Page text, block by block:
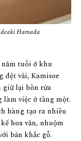
Hamada
tuổi ở khu
vải, Kamisoe
giữ lại bồn rửa
làm việc ở tầng một.
hàng tạo ra nhiều
hoa văn, nhuộm
bản khắc gỗ.